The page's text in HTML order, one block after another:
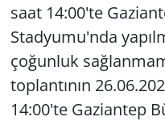
saat 14:00'te
Stadyumu'nda
çoğunluk
toplantının
14:00'te Gaziantep